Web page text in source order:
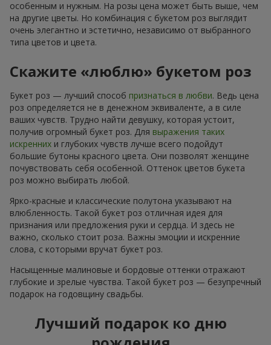
особенным и нужным. На розы цена может быть выше, чем
на другие цветы. Но комбинация с букетом роз выглядит
очень элегантно и эстетично, независимо от выбранного
типа цветов и цвета.
Скажите «люблю» букетом роз
Букет роз — лучший способ признаться в любви. Ведь цена
роз определяется не в денежном эквиваленте, а в силе
ваших чувств. Трудно найти девушку, которая устоит,
получив огромный букет роз. Для выражения таких
искренних и глубоких чувств лучше всего подойдут
большие бутоны красного цвета. Они позволят женщине
почувствовать себя особенной. Оттенок цветов букета
роз можно выбирать любой.
Ярко-красные и классические полутона указывают на
влюбленность. Такой букет роз отличная идея для
признания или предложения руки и сердца. И здесь не
важно, сколько стоит роза. Важны эмоции и искренние
слова, с которыми вручат букет роз.
Насыщенные малиновые и бордовые оттенки отражают
глубокие и зрелые чувства. Такой букет роз — безупречный
подарок на годовщину свадьбы.
Лучший подарок ко дню